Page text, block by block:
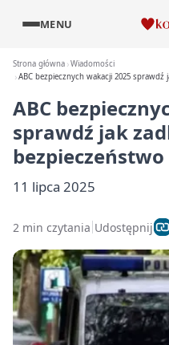
MENU
Strona główna Wiadomości
ABC bezpiecznych wakacji 2025
ABC
sprawdź jak
11 lipca 2025
2 min czytania Udostępnij